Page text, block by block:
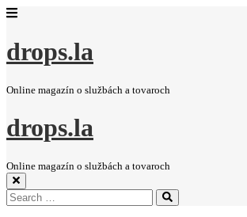
drops.la
Online magazín o službách a tovaroch
drops.la
Online magazín o službách a tovaroch
Search
for:
Search